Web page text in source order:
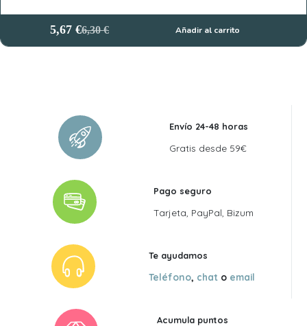
6,30€
El
precio
5,67 €El
precio
Añadir al carrito
Envío 24-48 horas
Gratis desde 59€
Pago seguro
Tarjeta, PayPal, Bizum
Te ayudamos
Teléfono, chat o email
Acumula puntos